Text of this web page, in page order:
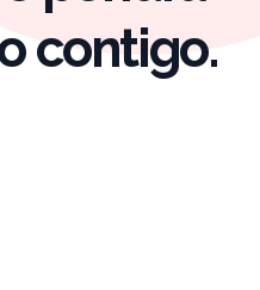
contigo.